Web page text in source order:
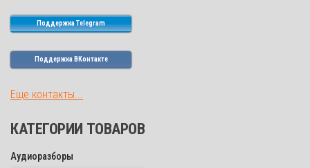
Поддержка Telegram
Поддержка ВКонтакте
Еще контакты...
КАТЕГОРИИ ТОВАРОВ
Аудиоразборы